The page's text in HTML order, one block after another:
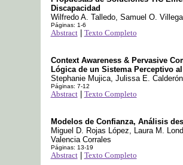
Discapacidad
Wilfredo A. Talledo, Samuel O.
Páginas: 1-6
Abstract| Texto Completo
Context Awareness & Pervasive
Lógica de un Sistema Perceptivo
Stephanie Mujica, Julissa E.
Páginas: 7-12
Abstract| Texto Completo
Modelos de Confianza, Análisis
Miguel D. Rojas López, Laura M.
Valencia Corrales
Páginas: 13-19
Abstract| Texto Completo